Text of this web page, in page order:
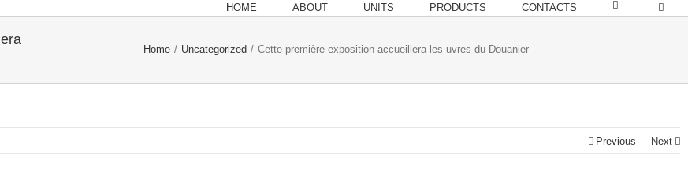
HOME ABOUT UNITS PRODUCTS CONTACTS
Home / Uncategorized / Cette première exposition accueillera les uvres du Douanier
Previous Next